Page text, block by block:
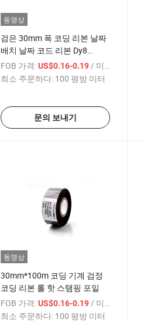
동영상
검은 30mm 폭 코딩 리본 날짜
배치 날짜 코드 리본 Dy8
HP241
FOB 가격: US$0.16-0.19/ 미터
최소 주문하다: 100 평방 미터
문의 보내기
동영상
30mm*100m 코딩 기계 검정
코딩 리본 롤 핫 스탬핑 포일
FOB 가격: US$0.16-0.19 / 미터
최소 주문하다: 100 평방 미터